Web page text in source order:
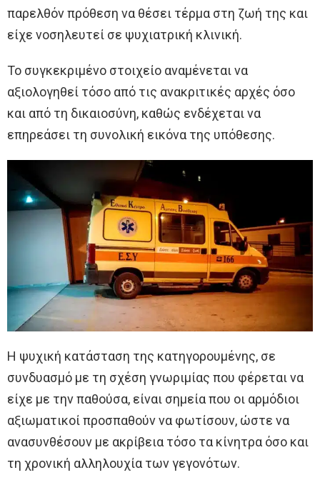
παρελθόν πρόθεση να θέσει τέρμα στη ζωή της και
είχε νοσηλευτεί σε ψυχιατρική κλινική.
Το συγκεκριμένο στοιχείο αναμένεται να
αξιολογηθεί τόσο από τις ανακριτικές αρχές όσο
και από τη δικαιοσύνη, καθώς ενδέχεται να
επηρεάσει τη συνολική εικόνα της υπόθεσης.
Η ψυχική κατάσταση της κατηγορουμένης, σε
συνδυασμό με τη σχέση γνωριμίας που φέρεται να
είχε με την παθούσα, είναι σημεία που οι αρμόδιοι
αξιωματικοί προσπαθούν να φωτίσουν, ώστε να
ανασυνθέσουν με ακρίβεια τόσο τα κίνητρα όσο και
τη χρονική αλληλουχία των γεγονότων.